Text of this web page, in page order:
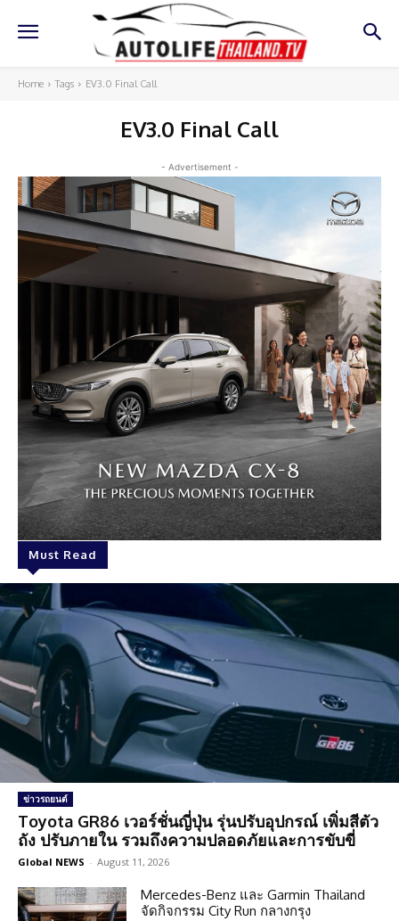
Home Tags EV3.0 Final Call
EV3.0 Final Call
- Advertisement -
Must Read
ข่าวรถยนต์
Toyota GR86 เวอร์ชั่นญี่ปุ่น รุ่นปรับอุปกรณ์ เพิ่มสีตัว
ถัง ปรับภายใน รวมถึงความปลอดภัยและการขับขี่
Global NEWS - August 11, 2026
Mercedes-Benz และ Garmin Thailand
จัดกิจกรรม City Run กลางกรุง